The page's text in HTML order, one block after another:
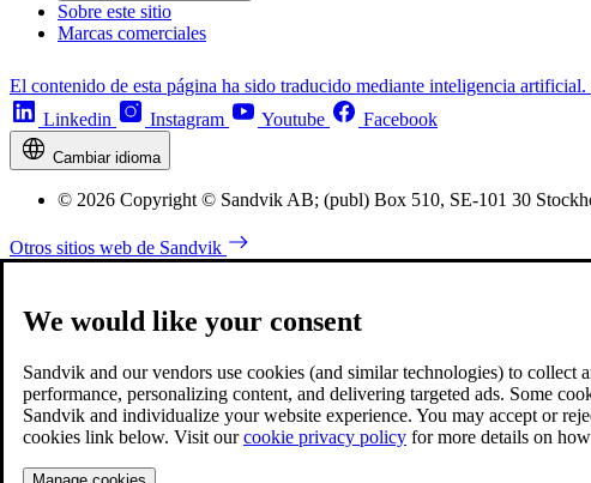
Sobre este sitio
Marcas comerciales
El contenido de esta página ha sido traducido mediante inteligencia artificial.
Linkedin
Instagram Youtube Facebook
Cambiar idioma
© 2026 Copyright © Sandvik AB; (publ) Box 510, SE-101 30
Otros sitios web de Sandvik
We would like your consent
Sandvik and our vendors use cookies (and similar technologies) to collect
performance, personalizing content, and delivering targeted ads. Some
Sandvik and individualize your website experience. You may accept or
cookies link below. Visit ourcookie privacy policy for more details on